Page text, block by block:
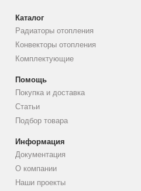
Каталог
Радиаторы отопления
Конвекторы отопления
Комплектующие
Помощь
Покупка и доставка
Статьи
Подбор товара
Информация
Документация
О компании
Наши проекты